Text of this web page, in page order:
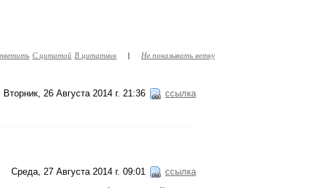
С цитатой В цитатник | Не показывать ветку
Вторник, 26 Августа 2014 г. 21:36 ссылка
Среда, 27 Августа 2014 г. 09:01 ссылка